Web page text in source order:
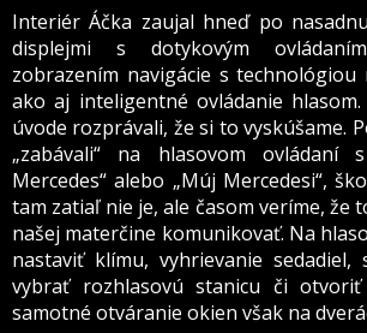
Interiér Áčka zaujal hneď po
displejmi s dotykovým
zobrazením navigácie s
ako aj inteligentné ovládanie
úvode rozprávali, že si to vyskúšame.
„zabávali“ na hlasovom ovládaní
Mercedes“ alebo „Múj Mercedesi“,
tam zatiaľ nie je, ale časom veríme, že
našej materčine komunikovať. Na
nastaviť klímu, vyhrievanie sedadiel,
vybrať rozhlasovú stanicu či
samotné otváranie okien však na